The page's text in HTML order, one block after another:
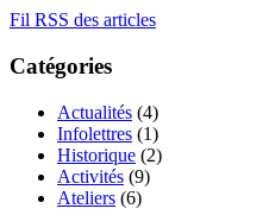
Fil RSS des articles
Catégories
Actualités (4)
Infolettres (1)
Historique (2)
Activités (9)
Ateliers (6)